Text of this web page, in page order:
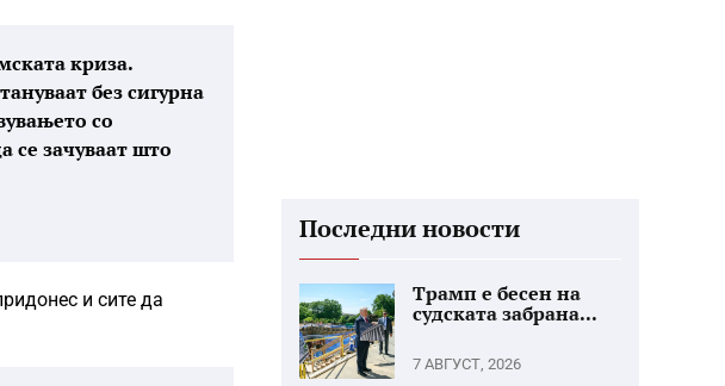
криза.
без сигурна
со
се зачуваат што
и сите да
Последни новости
Трамп е бесен на
судската забрана...
7 АВГУСТ, 2026